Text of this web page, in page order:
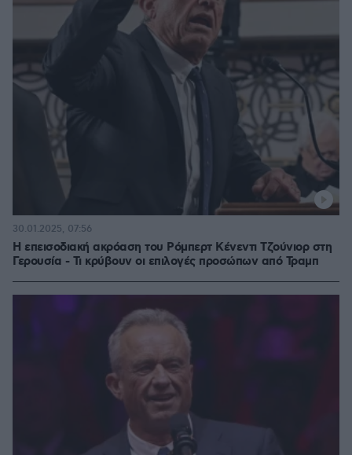
Η επεισοδιακή ακρόαση του Ρόμπερτ Κένεντι Τζούνιορ στη
Γερουσία - Τι κρύβουν οι επιλογές προσώπων από Τραμπ
30.01.2025, 07:56